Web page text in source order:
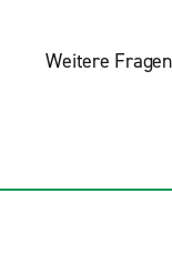
Weitere